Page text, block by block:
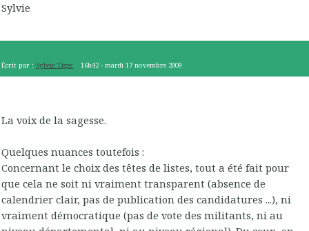
Sylvie
Écrit par : Sylvie Tiger 16h42 -mardi 17 novembre 2009
La voix de la sagesse.
Quelques nuances toutefois :
Concernant le choix des têtes de listes, tout a été fait pour
que cela ne soit ni vraiment transparent (absence de
calendrier clair, pas de publication des candidatures ...), ni
vraiment démocratique (pas de vote des militants, ni au